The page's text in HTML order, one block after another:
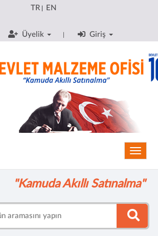
TR| EN
Üyelik Giriş
"Kamuda Akıllı Satınalma"